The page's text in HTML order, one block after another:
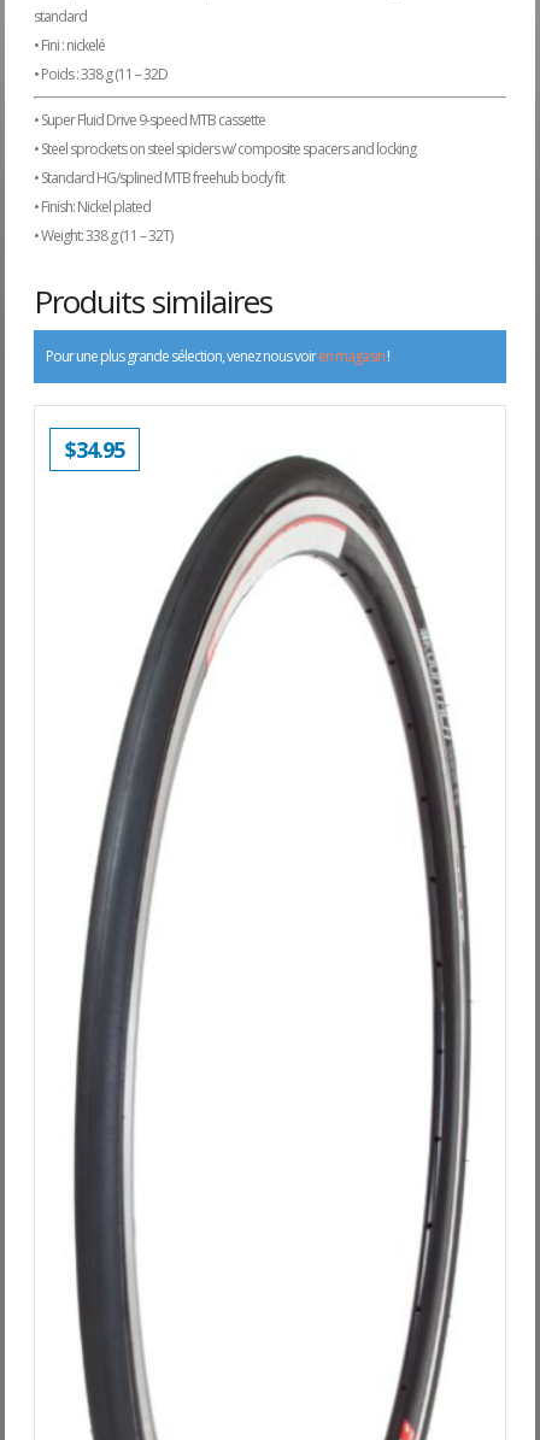
standard
• Fini : nickelé
• Poids : 338 g (11 – 32D
• Super Fluid Drive 9-speed MTB cassette
• Steel sprockets on steel spiders w/ composite spacers and locking
• Standard HG/splined MTB freehub body fit
• Finish: Nickel plated
• Weight: 338 g (11 – 32T)
Produits similaires
Pour une plus grande sélection, venez nous voiren magasin!
$34.95